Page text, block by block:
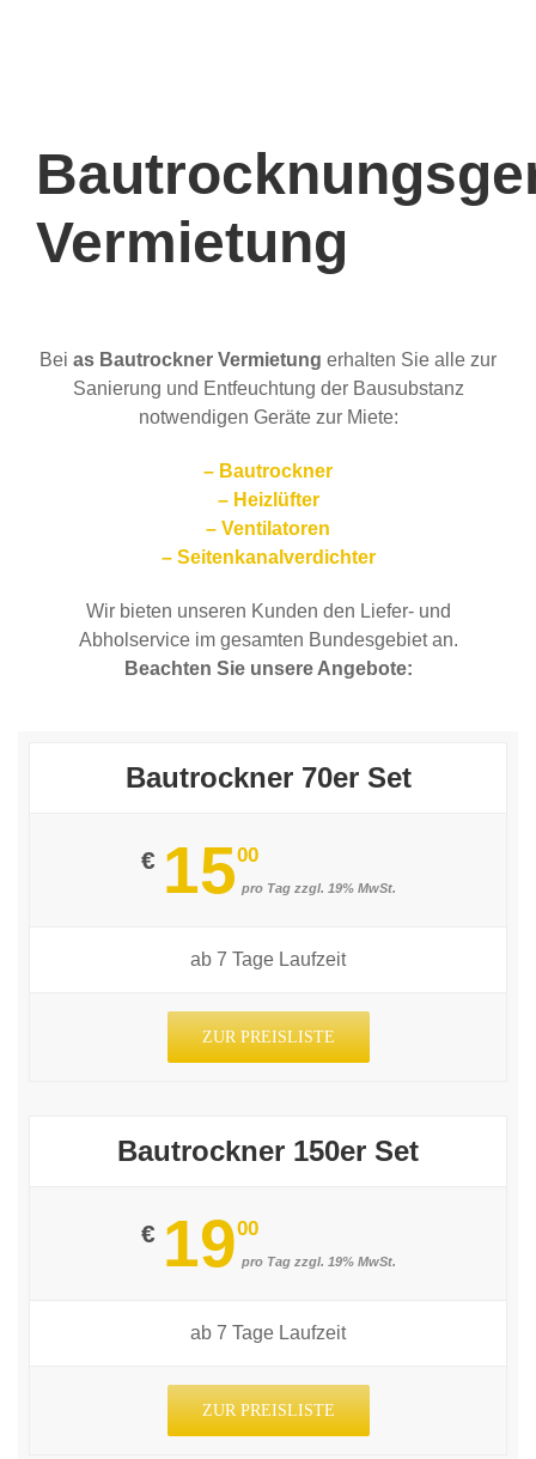
Vermietung
Bei as Bautrockner Vermietung erhalten Sie alle zur
Sanierung und Entfeuchtung der Bausubstanz
notwendigen Geräte zur Miete:
– Bautrockner
– Heizlüfter
– Ventilatoren
– Seitenkanalverdichter
Wir bieten unseren Kunden den Liefer- und
Abholservice im gesamten Bundesgebiet an.
Beachten Sie unsere Angebote:
Bautrockner 70er Set
€ 1500
pro Tag zzgl. 19% MwSt.
ab 7 Tage Laufzeit
ZUR PREISLISTE
Bautrockner 150er Set
€ 1900
pro Tag zzgl. 19% MwSt.
ab 7 Tage Laufzeit
ZUR PREISLISTE